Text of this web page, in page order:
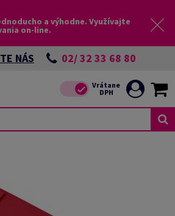
a výhodne. Využívajte
on-line.
NÁS 02/ 32 33 68 80